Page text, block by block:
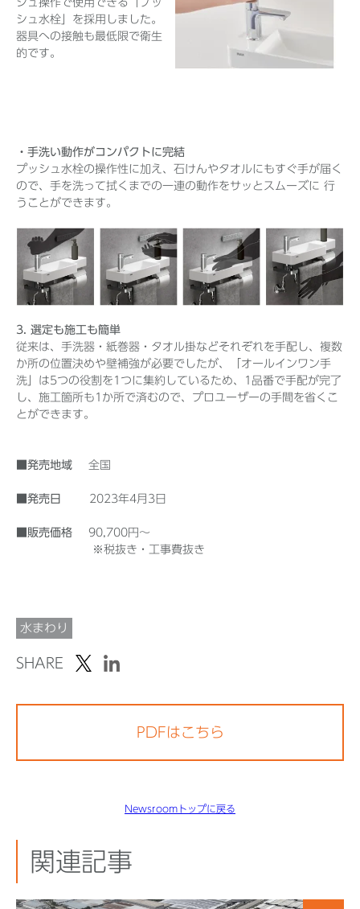
シュ水栓」を採用しました。
器具への接触も最低限で衛生
的です。
・手洗い動作がコンパクトに完結
プッシュ水栓の操作性に加え、石けんやタオルにもすぐ手が届く
ので、手を洗って拭くまでの一連の動作をサッとスムーズに 行
うことができます。
3. 選定も施工も簡単
従来は、手洗器・紙巻器・タオル掛などそれぞれを手配し、複数
か所の位置決めや壁補強が必要でしたが、「オールインワン手
洗」は5つの役割を1つに集約しているため、1品番で手配が完了
し、施工箇所も1か所で済むので、プロユーザーの手間を省くこ
とができます。
■発売地域 全国
■発売日 2023年4月3日
■販売価格 90,700円～
※税抜き・工事費抜き
水まわり
SHARE
PDFはこちら
Newsroomトップに戻る
関連記事